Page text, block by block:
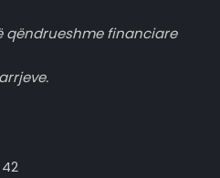
qëndrueshme financiare